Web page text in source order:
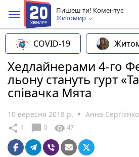
Пишеш ти! Коментує
Житомир
COVID-19
Хедлайнерами 4-го
льону стануть гурт
співачка Мята
10 вересня 2018 р. Анна Сергієнко
share 1 chat_bubble 0 visibility 47